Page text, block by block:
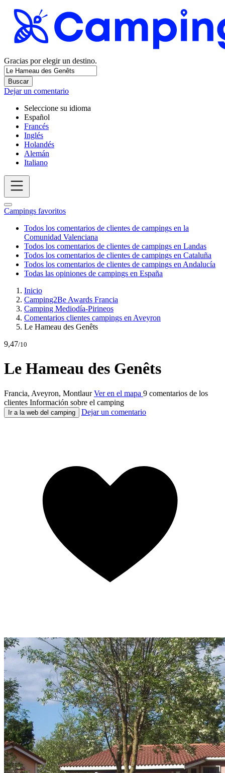
Gracias por elegir un destino.
Buscar
Dejar un comentario
Seleccione su idioma
Español
Francés
Inglés
Holandés
Alemán
Italiano
Campings favoritos
Todos los comentarios de clientes de campings en la
Comunidad Valenciana
Todos los comentarios de clientes de campings en Landas
Todos los comentarios de clientes de campings en Cataluña
Todos los comentarios de clientes de campings en Andalucía
Todas las opiniones de campings en España
Inicio
Camping2Be Awards Francia
Camping Mediodía-Pirineos
Comentarios clientes campings en Aveyron
Le Hameau des Genêts
9,47/10
Le Hameau des Genêts
Francia, Aveyron, MontlaurVer en el mapa 9 comentarios de los
clientes Información sobre el camping
Ir a la web del camping Dejar un comentario